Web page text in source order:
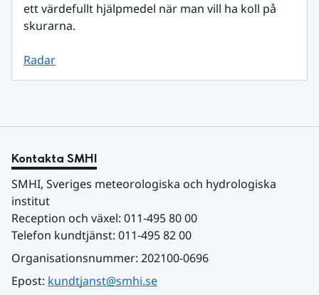
ett värdefullt hjälpmedel när man vill ha koll på
skurarna.
Radar
Kontakta SMHI
SMHI, Sveriges meteorologiska och hydrologiska
institut
Reception och växel: 011-495 80 00
Telefon kundtjänst: 011-495 82 00
Organisationsnummer: 202100-0696
Epost: kundtjanst@smhi.se